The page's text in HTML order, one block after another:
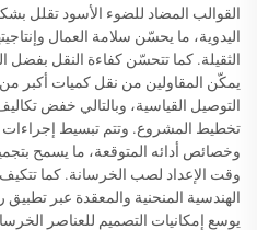
القوالب المضاد للضوء الأسود تقلل
اليدوية، ما يحسّن سلامة العمال
الثقيلة. كما تتحسّن كفاءة النقل بفضل
يمكّن المقاولين من نقل كميات أكبر
التوصيل القياسية، وبالتالي خفض
تخطيط المشروع. وتتم تبسيط إجراءات
وخصائص أدائه المتوقعة، ما يسمح
وقت الإعداد لصب الخرسانة. كما تتكيف
الهندسية المنحنية والمعقدة عبر
يوسع إمكانيات التصميم للعناصر